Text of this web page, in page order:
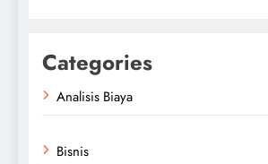
Categories
Analisis Biaya
Bisnis